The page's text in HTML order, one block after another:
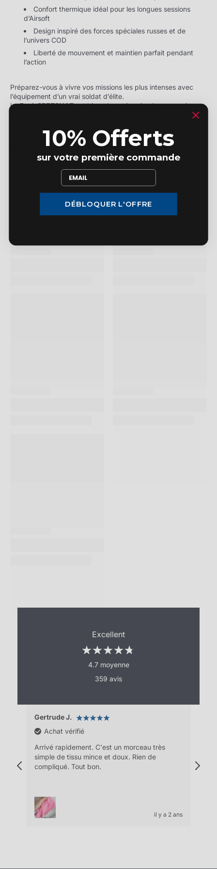
Confort thermique idéal pour les longues sessions
d’Airsoft
Design inspiré des forces spéciales russes et de
l’univers COD
Liberté de mouvement et maintien parfait pendant
l’action
Préparez-vous à vivre vos missions les plus intenses avec
l’équipement d’un vrai soldat d’élite.
LePack SPETSNAZest bien plus qu’un simple accessoire :
l’esprit des Spetsnaz… et que la victoire soit vôtre.
➡️ Rejoignez les rangs. Devenez un opérateur Eclipt.
Excellent
4.7 moyenne
359 avis
Gertrude J.
Achat vérifié
Arrivé rapidement. C'est un morceau très
simple de tissu mince et doux. Rien de
compliqué. Tout bon.
il y a 2 ans
10% Offerts
sur votre première commande
DÉBLOQUER L'OFFRE